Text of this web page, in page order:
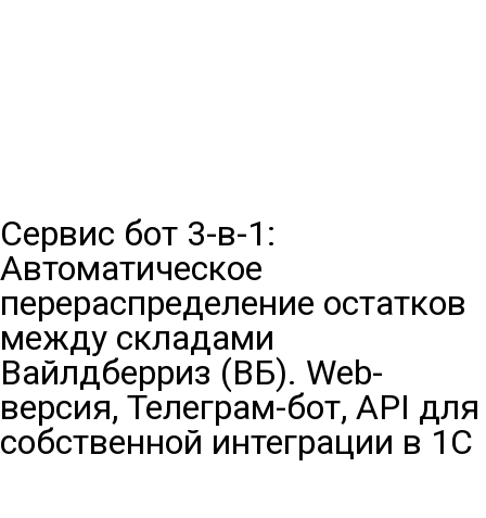
Сервис бот 3-в-1:
Автоматическое
перераспределение остатков
между складами
Вайлдберриз (ВБ). Web-
версия, Телеграм-бот, API для
собственной интеграции в 1С